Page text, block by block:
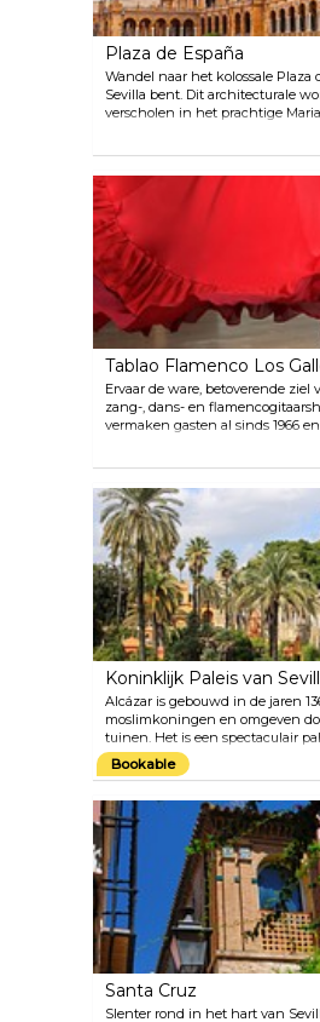
Plaza de España
Wandel naar het kolossale Plaza
Sevilla bent. Dit architecturale
verscholen in het prachtige
werd gemaakt voor de Ibero-
renaissance met een lokale twist,
hier over zichtbare baksteen en
draait niet alleen om het gebouw.
een 515 meter lang kanaal dat
Zin in een beetje romantiek?
en geniet van de schoonheid
een heel nieuw perspectief. Stel
water en een architectonisch
achtergrond. Erg
Tablao Flamenco Los
Ervaar de ware, betoverende ziel
zang-, dans- en
vermaken gasten al sinds 1966
Koninklijk Paleis van
Alcázar is gebouwd in de jaren
moslimkoningen en omgeven
tuinen. Het is een spectaculair
wordt gebruikt door de
waardoor het het oudste
Bookable
Santa Cruz
Slenter rond in het hart van